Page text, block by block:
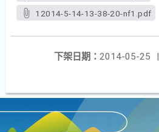
12014-5-14-13-38-20-nf1.pdf
下架日期： 2014-05-25
|